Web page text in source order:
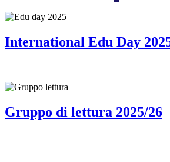
International Edu Day
Gruppo di lettura 2025/26